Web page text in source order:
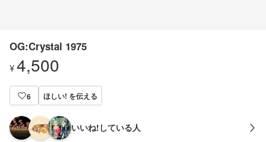
OG:Crystal 1975
¥4,500
6 ほしい! を伝える
いいね!している人